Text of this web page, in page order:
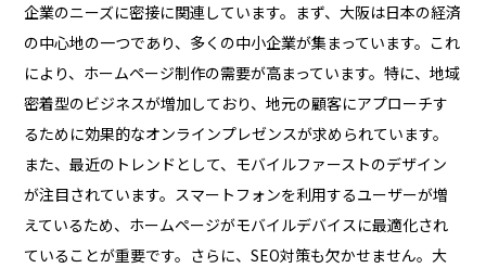
企業のニーズに密接に関連しています。まず、大阪は日本の経済
の中心地の一つであり、多くの中小企業が集まっています。これ
により、ホームページ制作の需要が高まっています。特に、地域
密着型のビジネスが増加しており、地元の顧客にアプローチす
るために効果的なオンラインプレゼンスが求められています。
また、最近のトレンドとして、モバイルファーストのデザイン
が注目されています。スマートフォンを利用するユーザーが増
えているため、ホームページがモバイルデバイスに最適化され
ていることが重要です。さらに、SEO対策も欠かせません。大